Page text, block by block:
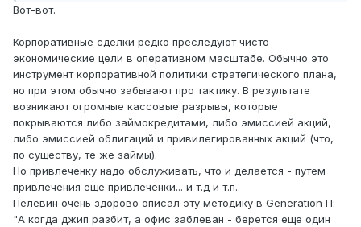
Вот-вот.
Корпоративные сделки редко преследуют чисто
экономические цели в оперативном масштабе. Обычно это
инструмент корпоративной политики стратегического плана,
но при этом обычно забывают про тактику. В результате
возникают огромные кассовые разрывы, которые
покрываются либо займокредитами, либо эмиссией акций,
либо эмиссией облигаций и привилегированных акций (что,
по существу, те же займы).
Но привлеченку надо обслуживать, что и делается - путем
привлечения еще привлеченки... и т.д и т.п.
Пелевин очень здорово описал эту методику в Generation П:
"А когда джип разбит, а офис заблеван - берется еще один